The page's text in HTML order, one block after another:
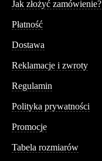
Jak złożyć zamówienie?
Płatność
Dostawa
Reklamacje i zwroty
Regulamin
Polityka prywatności
Promocje
Tabela rozmiarów